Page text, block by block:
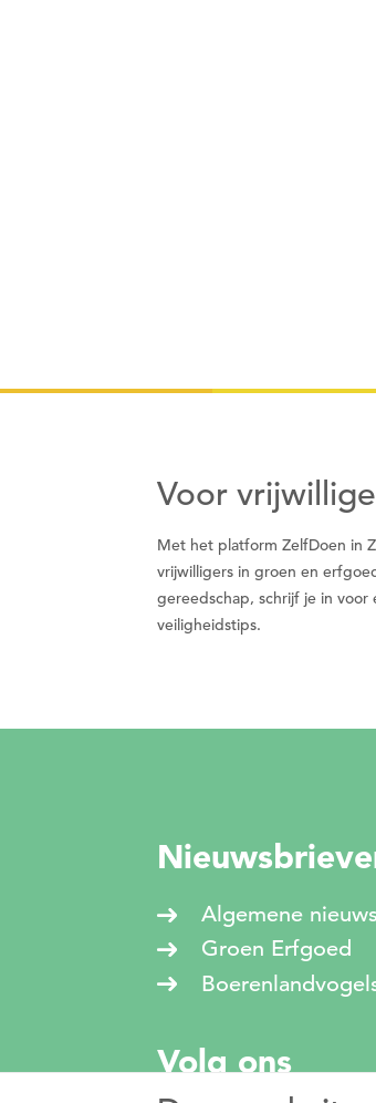
Voor
Met het platform ZelfDoen in
vrijwilligers in groen en
gereedschap, schrijf je in voor
veiligheidstips.
Algemene
Groen Erfgoed
Volg ons